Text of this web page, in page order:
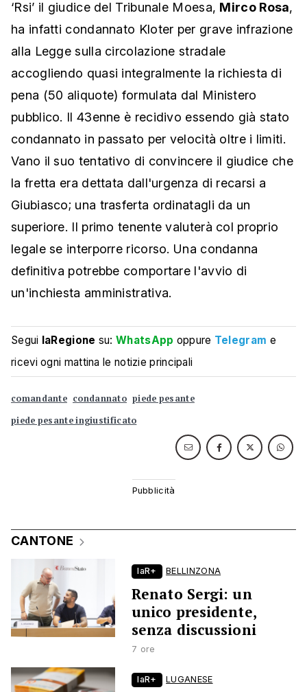
‘Rsi’ il giudice del Tribunale Moesa, Mirco Rosa,
ha infatti condannato Kloter per grave infrazione
alla Legge sulla circolazione stradale
accogliendo quasi integralmente la richiesta di
pena (50 aliquote) formulata dal Ministero
pubblico. Il 43enne è recidivo essendo già stato
condannato in passato per velocità oltre i limiti.
Vano il suo tentativo di convincere il giudice che
la fretta era dettata dall'urgenza di recarsi a
Giubiasco; una trasferta ordinatagli da un
superiore. Il primo tenente valuterà col proprio
legale se interporre ricorso. Una condanna
definitiva potrebbe comportare l'avvio di
un'inchiesta amministrativa.
Segui laRegione su:WhatsApp oppure Telegram e
ricevi ogni mattina le notizie principali
comandante condannato piede pesante
piede pesante ingiustificato
CANTONE
laR+ BELLINZONA
Renato Sergi: un
unico presidente,
senza discussioni
7 ore
laR+ LUGANESE